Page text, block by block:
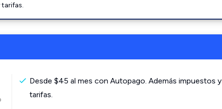
tarifas.
Desde $45 al mes con Autopago. Además impuestos y
tarifas.